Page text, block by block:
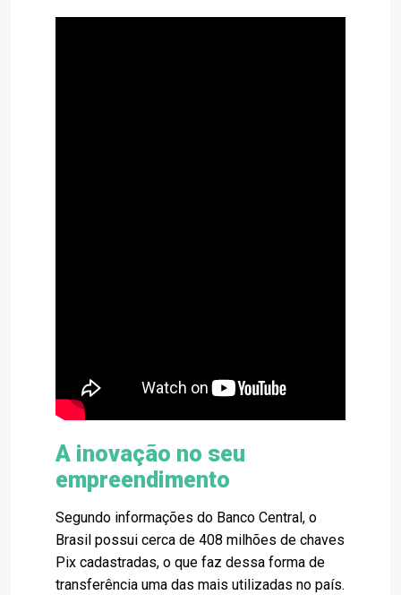
A inovação no seu
empreendimento
Segundo informações do Banco Central, o
Brasil possui cerca de 408 milhões de chaves
Pix cadastradas, o que faz dessa forma de
transferência uma das mais utilizadas no país.